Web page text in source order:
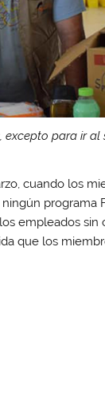
excepto para ir
cuando los
programa
empleados
que los